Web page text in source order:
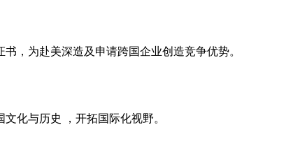
，为赴美深造及申请跨国企业创造竞争优势。
化与历史 ，开拓国际化视野。